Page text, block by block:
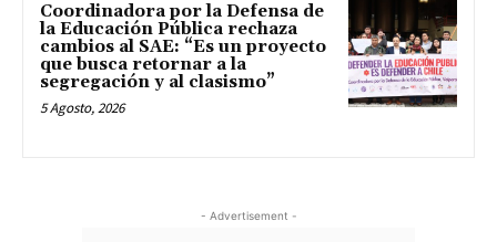
Coordinadora por la Defensa de
la Educación Pública rechaza
cambios al SAE: “Es un proyecto
que busca retornar a la
segregación y al clasismo”
5 Agosto, 2026
- Advertisement -